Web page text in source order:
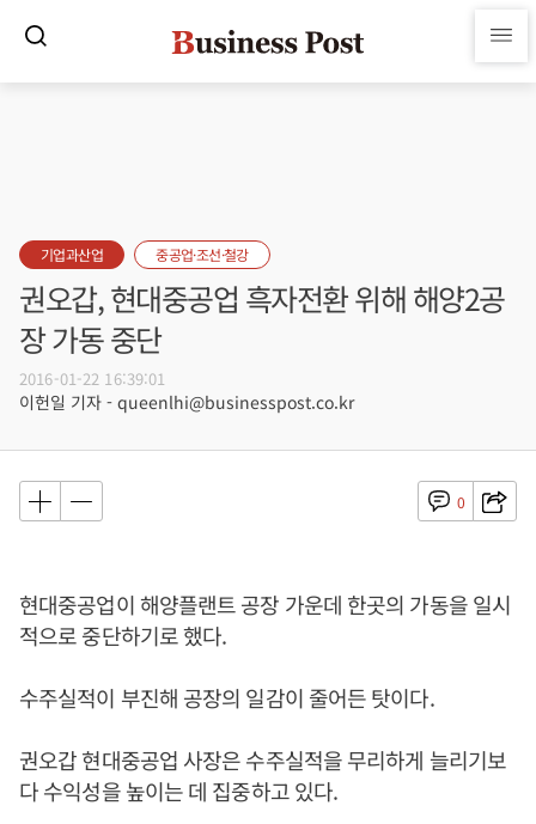
기업과산업 중공업·조선·철강
권오갑, 현대중공업 흑자전환 위해 해양2공
장 가동 중단
2016-01-22 16:39:01
이헌일 기자 - queenlhi@businesspost.co.kr
0
현대중공업이 해양플랜트 공장 가운데 한곳의 가동을 일시
적으로 중단하기로 했다.
수주실적이 부진해 공장의 일감이 줄어든 탓이다.
권오갑 현대중공업 사장은 수주실적을 무리하게 늘리기보
다 수익성을 높이는 데 집중하고 있다.